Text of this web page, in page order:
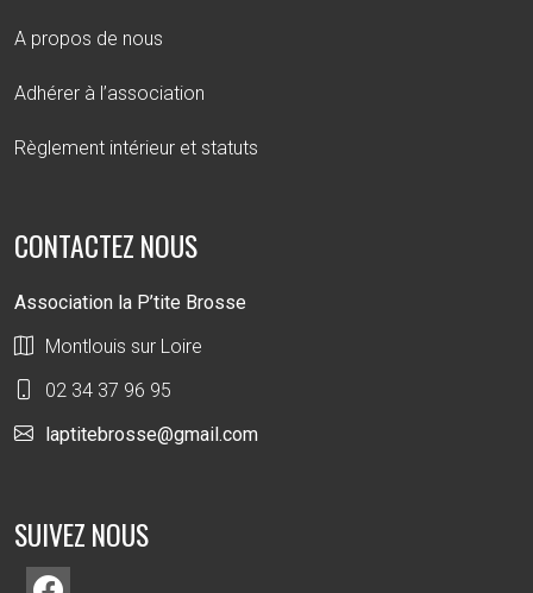
A propos de nous
Adhérer à l’association
Règlement intérieur et statuts
CONTACTEZ NOUS
Association la P’tite Brosse
Montlouis sur Loire
02 34 37 96 95
laptitebrosse@gmail.com
SUIVEZ NOUS